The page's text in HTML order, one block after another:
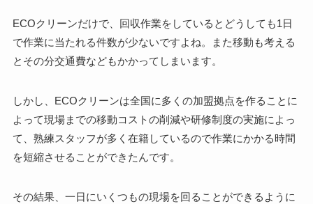
ECOクリーンだけで、回収作業をしているとどうしても1日
で作業に当たれる件数が少ないですよね。また移動も考える
とその分交通費などもかかってしまいます。
しかし、
ECOクリーンは全国に多くの加盟拠点を作ることに
よって現場までの移動コストの削減や研修制度の実施によっ
て、熟練スタッフが多く在籍しているので作業にかかる時間
を短縮させることができたんです。
その結果、一日にいくつもの現場を回ることができるように